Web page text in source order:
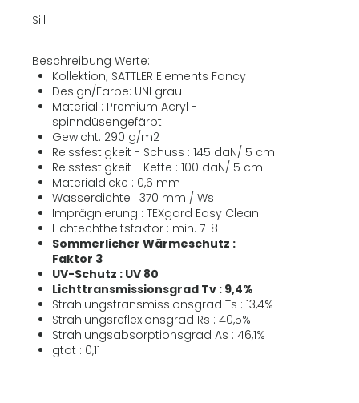
Sill
Beschreibung Werte:
Kollektion; SATTLER Elements Fancy
Design/Farbe: UNI grau
Material : Premium Acryl -
spinndüsengefärbt
Gewicht: 290 g/m2
Reissfestigkeit - Schuss : 145 daN/ 5 cm
Reissfestigkeit - Kette : 100 daN/ 5 cm
Materialdicke : 0,6 mm
Wasserdichte : 370 mm / Ws
Imprägnierung : TEXgard Easy Clean
Lichtechtheitsfaktor : min. 7-8
Sommerlicher Wärmeschutz :
Faktor 3
UV-Schutz : UV 80
Lichttransmissionsgrad Tv : 9,4%
Strahlungstransmissionsgrad Ts : 13,4%
Strahlungsreflexionsgrad Rs : 40,5%
Strahlungsabsorptionsgrad As : 46,1%
gtot : 0,11